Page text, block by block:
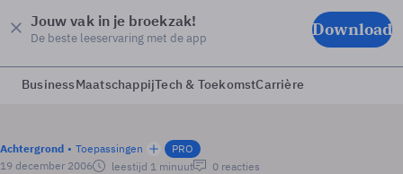
Jouw vak in je broekzak!
De beste leeservaring met de app Download
BusinessMaatschappijTech & ToekomstCarrière
Achtergrond Toepassingen
PRO
19 december 2006
leestijd 1 minuut 0 reacties